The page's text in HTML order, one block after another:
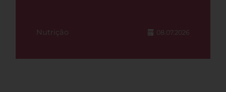
Nutrição 08.07.2026